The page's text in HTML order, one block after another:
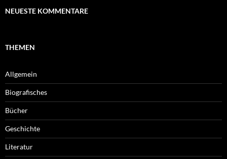
NEUESTE KOMMENTARE
THEMEN
Allgemein
Biografisches
Bücher
Geschichte
Literatur